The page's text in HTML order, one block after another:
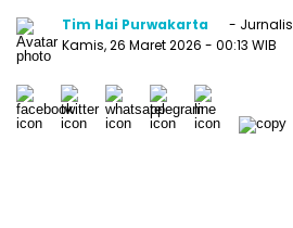
Tim Hai Purwakarta
- Jurnalis
Kamis, 26 Maret 2026 - 00:13 WIB